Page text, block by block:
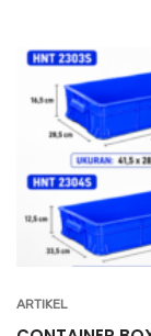
ARTIKEL